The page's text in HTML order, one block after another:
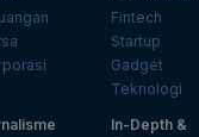
Fintech
Startup
Gadget
Teknologi
In-Depth &